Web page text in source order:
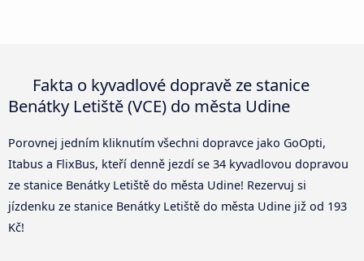
Fakta o kyvadlové dopravě ze stanice
Benátky Letiště (VCE) do města Udine
Porovnej jedním kliknutím všechni dopravce jako GoOpti,
Itabus a FlixBus, kteří denně jezdí se 34 kyvadlovou dopravou
ze stanice Benátky Letiště do města Udine! Rezervuj si
jízdenku ze stanice Benátky Letiště do města Udine již od 193
Kč!